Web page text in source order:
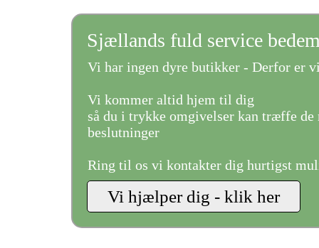
Sjællands fuld service
Vi har ingen dyre butikker - Derfor er
Vi kommer altid hjem til dig
så du i trykke omgivelser kan træffe de
beslutninger
Ring til os vi kontakter dig hurtigst